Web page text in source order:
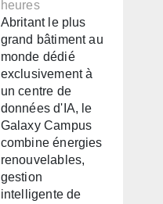
heures
Abritant le plus
grand bâtiment au
monde dédié
exclusivement à
un centre de
données d'IA, le
Galaxy Campus
combine énergies
renouvelables,
gestion
intelligente de